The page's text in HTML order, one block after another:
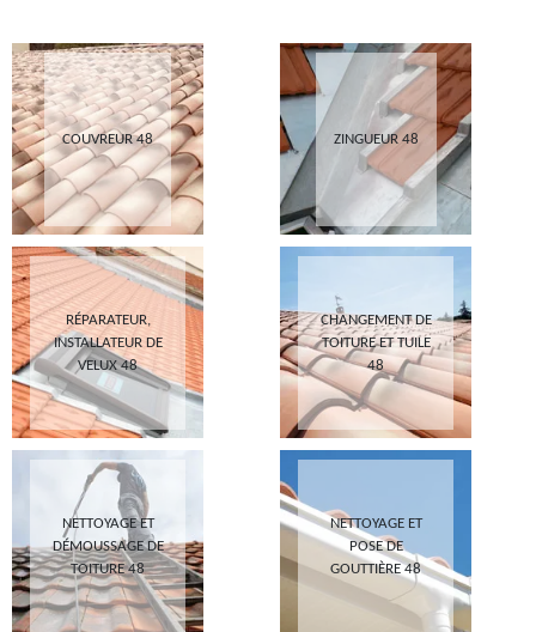
COUVREUR 48 ZINGUEUR 48
RÉPARATEUR,
INSTALLATEUR DE
VELUX 48
CHANGEMENT DE
TOITURE ET TUILE
48
NETTOYAGE ET
DÉMOUSSAGE DE
TOITURE 48
NETTOYAGE ET
POSE DE
GOUTTIÈRE 48